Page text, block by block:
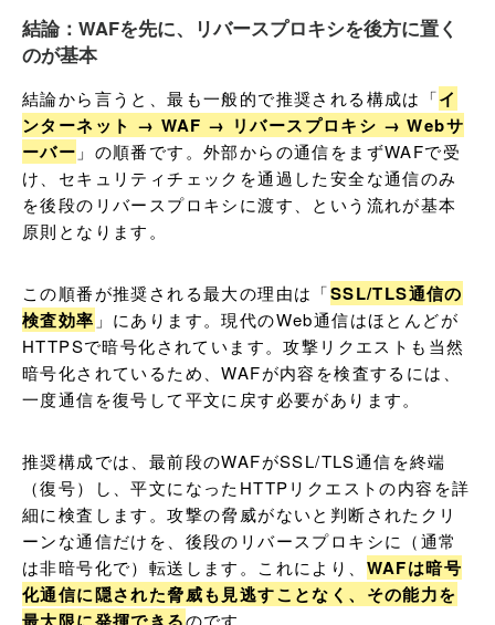
結論：WAFを先に、リバースプロキシを後方に置く
のが基本
結論から言うと、最も一般的で推奨される構成は「イ
ンターネット → WAF → リバースプロキシ → Webサ
ーバー 」の順番です。外部からの通信をまずWAFで受
け、セキュリティチェックを通過した安全な通信のみ
を後段のリバースプロキシに渡す、という流れが基本
原則となります。
この順番が推奨される最大の理由は「SSL/TLS通信の
検査効率 」にあります。現代のWeb通信はほとんどが
HTTPSで暗号化されています。攻撃リクエストも当然
暗号化されているため、WAFが内容を検査するには、
一度通信を復号して平文に戻す必要があります。
推奨構成では、最前段のWAFがSSL/TLS通信を終端
（復号）し、平文になったHTTPリクエストの内容を詳
細に検査します。攻撃の脅威がないと判断されたクリ
ーンな通信だけを、後段のリバースプロキシに（通常
は非暗号化で）転送します。これにより、 WAFは暗号
化通信に隠された脅威も見逃すことなく、その能力を
のです。